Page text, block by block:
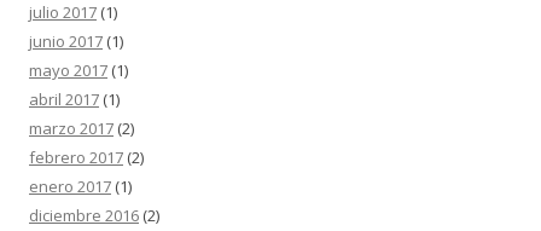
julio 2017 (1)
junio 2017 (1)
mayo 2017 (1)
abril 2017 (1)
marzo 2017 (2)
febrero 2017 (2)
enero 2017 (1)
diciembre 2016 (2)